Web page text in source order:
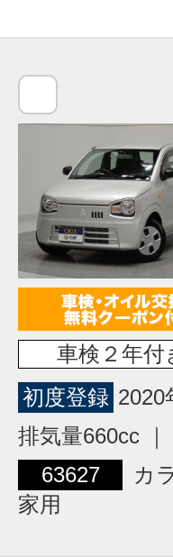
車検２年付
初度登録 2020
排気量660cc
63627
カ
家用